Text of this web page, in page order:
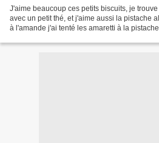
J'aime beaucoup ces petits biscuits, je
avec un petit thé, et j'aime aussi la pistache
à l'amande j'ai tenté les amaretti à la